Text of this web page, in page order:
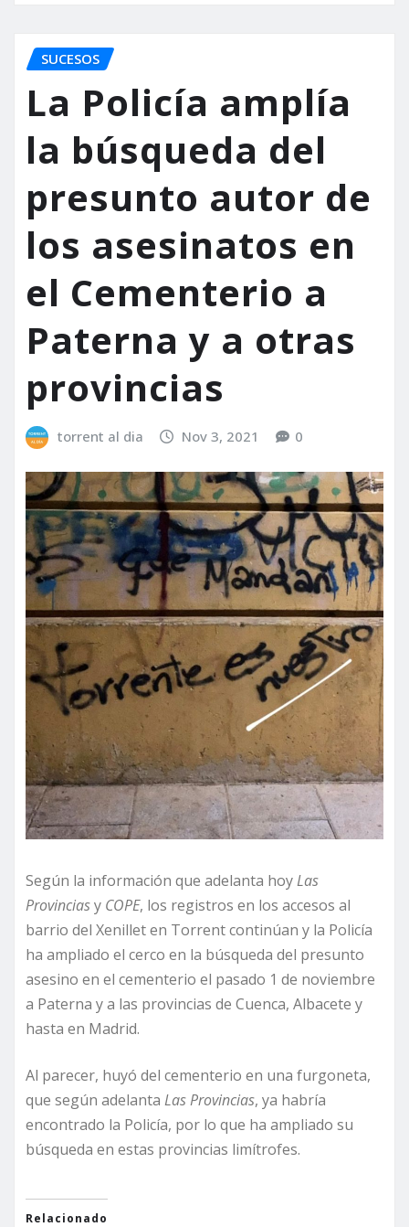
SUCESOS
La Policía amplía
la búsqueda del
presunto autor de
los asesinatos en
el Cementerio a
Paterna y a otras
provincias
torrent al dia Nov 3, 2021 0
Según la información que adelanta hoyLas
Provinciasy COPE, los registros en los accesos al
barrio del Xenillet en Torrent continúan y la Policía
ha ampliado el cerco en la búsqueda del presunto
asesino en el cementerio el pasado 1 de noviembre
a Paterna y a las provincias de Cuenca, Albacete y
hasta en Madrid.
Al parecer, huyó del cementerio en una furgoneta,
que según adelanta Las Provincias, ya habría
encontrado la Policía, por lo que ha ampliado su
búsqueda en estas provincias limítrofes.
Relacionado